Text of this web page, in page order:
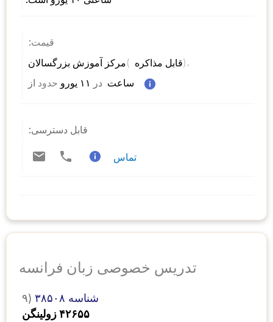
قیمت:
مرکز آموزش بزرگسالان ( قابل مذاکره )،
از حدود در ساعت
قابل دسترسی:
تماس
تدریس خصوصی زبان فرانسه
۹)
شناسه ۳۸۵۰۸
۴۲۶۵۵ زولینگن